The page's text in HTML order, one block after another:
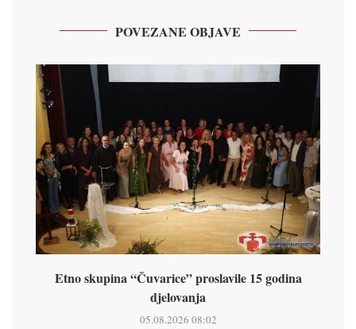
POVEZANE OBJAVE
Etno skupina “Čuvarice” proslavile 15 godina
djelovanja
05.08.2026 08:02